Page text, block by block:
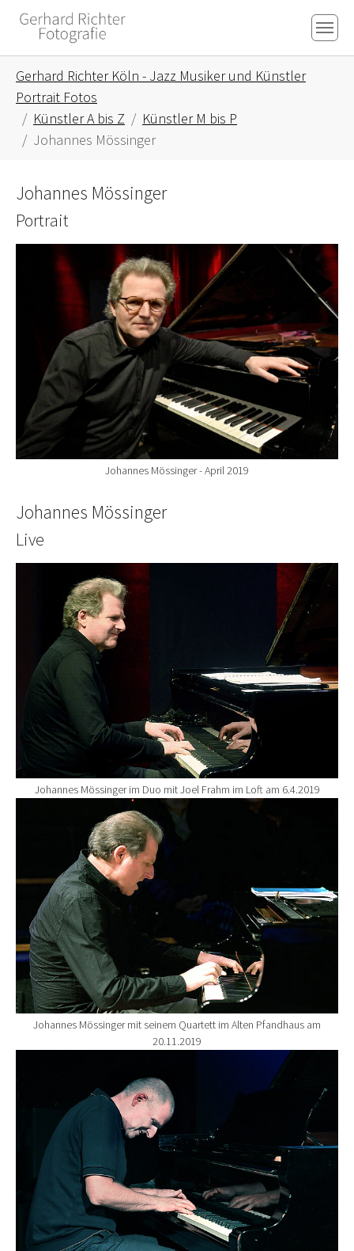
Skip to main content
Skip to page footer
Gerhard Richter Köln - Jazz Musiker und Künstler
Portrait Fotos
Künstler A bis Z
Künstler M bis P
Johannes Mössinger
Johannes Mössinger
Portrait
Show larger version for:
Johannes Mössinger - April 2019
Johannes Mössinger
Live
Show larger version for:
Johannes Mössinger im Duo mit Joel Frahm im Loft am 6.4.2019
Show larger version for:
Johannes Mössinger mit seinem Quartett im Alten Pfandhaus am
20.11.2019